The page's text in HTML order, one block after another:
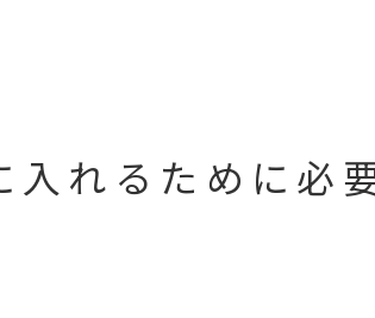
入れるために必